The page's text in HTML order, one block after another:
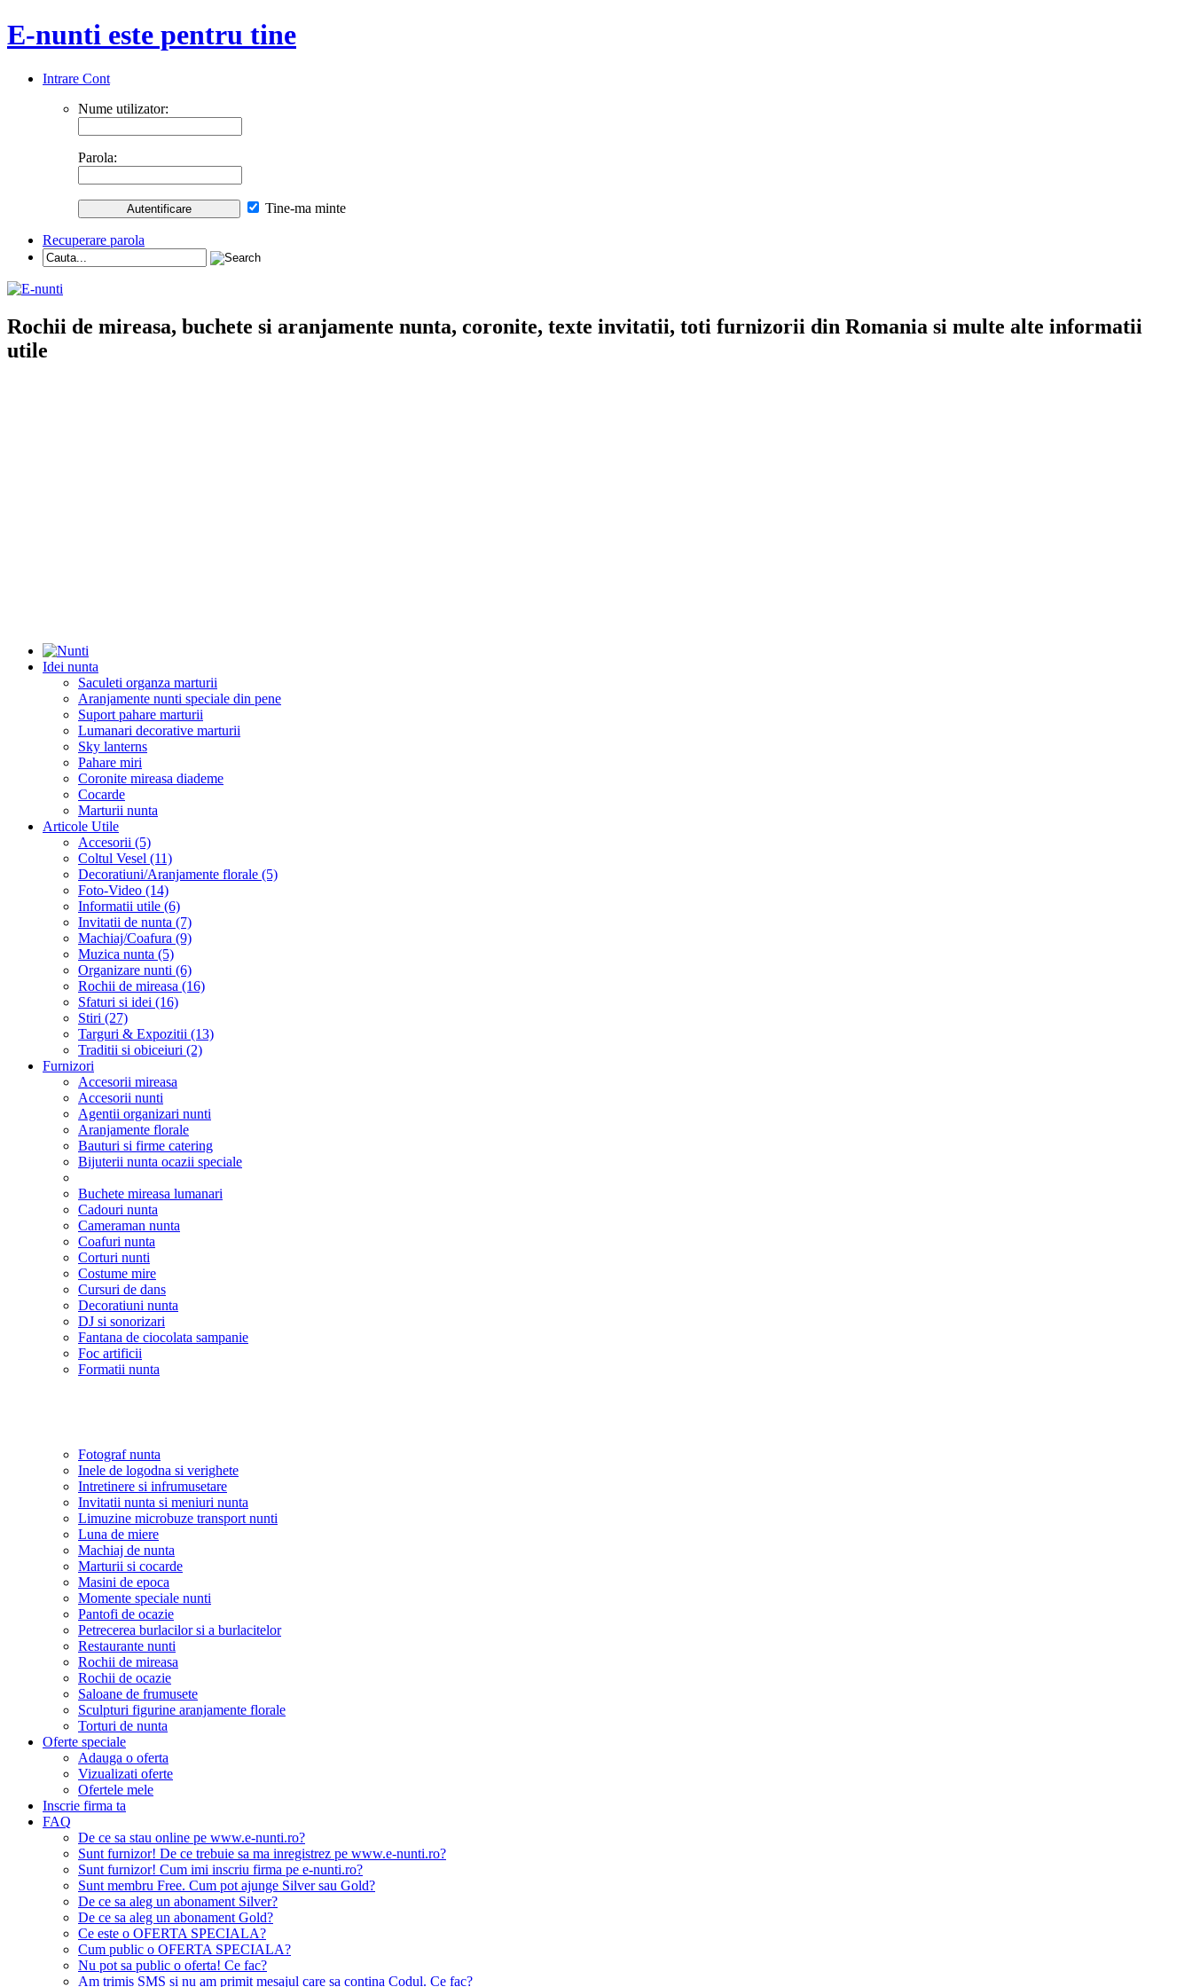
E-nunti este pentru tine
Intrare Cont
Nume utilizator:
Parola:
Tine-ma minte
Recuperare parola
Rochii de mireasa, buchete si aranjamente nunta, coronite, texte invitatii, toti furnizorii din Romania si multe alte informatii
utile
Idei nunta
Saculeti organza marturii
Aranjamente nunti speciale din pene
Suport pahare marturii
Lumanari decorative marturii
Sky lanterns
Pahare miri
Coronite mireasa diademe
Cocarde
Marturii nunta
Articole Utile
Accesorii (5)
Coltul Vesel (11)
Decoratiuni/Aranjamente florale (5)
Foto-Video (14)
Informatii utile (6)
Invitatii de nunta (7)
Machiaj/Coafura (9)
Muzica nunta (5)
Organizare nunti (6)
Rochii de mireasa (16)
Sfaturi si idei (16)
Stiri (27)
Targuri & Expozitii (13)
Traditii si obiceiuri (2)
Furnizori
Accesorii mireasa
Accesorii nunti
Agentii organizari nunti
Aranjamente florale
Bauturi si firme catering
Bijuterii nunta ocazii speciale
Buchete mireasa lumanari
Cadouri nunta
Cameraman nunta
Coafuri nunta
Corturi nunti
Costume mire
Cursuri de dans
Decoratiuni nunta
DJ si sonorizari
Fantana de ciocolata sampanie
Foc artificii
Formatii nunta
Fotograf nunta
Inele de logodna si verighete
Intretinere si infrumusetare
Invitatii nunta si meniuri nunta
Limuzine microbuze transport nunti
Luna de miere
Machiaj de nunta
Marturii si cocarde
Masini de epoca
Momente speciale nunti
Pantofi de ocazie
Petrecerea burlacilor si a burlacitelor
Restaurante nunti
Rochii de mireasa
Rochii de ocazie
Saloane de frumusete
Sculpturi figurine aranjamente florale
Torturi de nunta
Oferte speciale
Adauga o oferta
Vizualizati oferte
Ofertele mele
Inscrie firma ta
FAQ
De ce sa stau online pe www.e-nunti.ro?
Sunt furnizor! De ce trebuie sa ma inregistrez pe www.e-nunti.ro?
Sunt furnizor! Cum imi inscriu firma pe e-nunti.ro?
Sunt membru Free. Cum pot ajunge Silver sau Gold?
De ce sa aleg un abonament Silver?
De ce sa aleg un abonament Gold?
Ce este o OFERTA SPECIALA?
Cum public o OFERTA SPECIALA?
Nu pot sa public o oferta! Ce fac?
Am trimis SMS si nu am primit mesajul care sa contina Codul. Ce fac?